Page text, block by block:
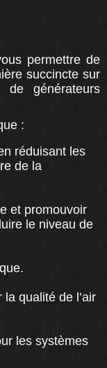
permettre de
succincte sur
de générateurs
:
réduisant les
de la
et promouvoir
le niveau de
qualité de l’air
les systèmes